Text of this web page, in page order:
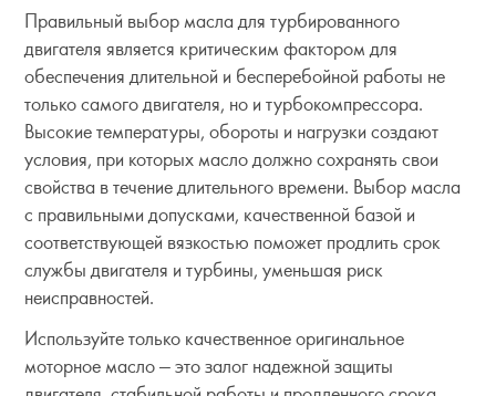
Правильный выбор масла для турбированного
двигателя является критическим фактором для
обеспечения длительной и бесперебойной работы не
только самого двигателя, но и турбокомпрессора.
Высокие температуры, обороты и нагрузки создают
условия, при которых масло должно сохранять свои
свойства в течение длительного времени. Выбор масла
с правильными допусками, качественной базой и
соответствующей вязкостью поможет продлить срок
службы двигателя и турбины, уменьшая риск
неисправностей.
Используйте только качественное оригинальное
моторное масло — это залог надежной защиты